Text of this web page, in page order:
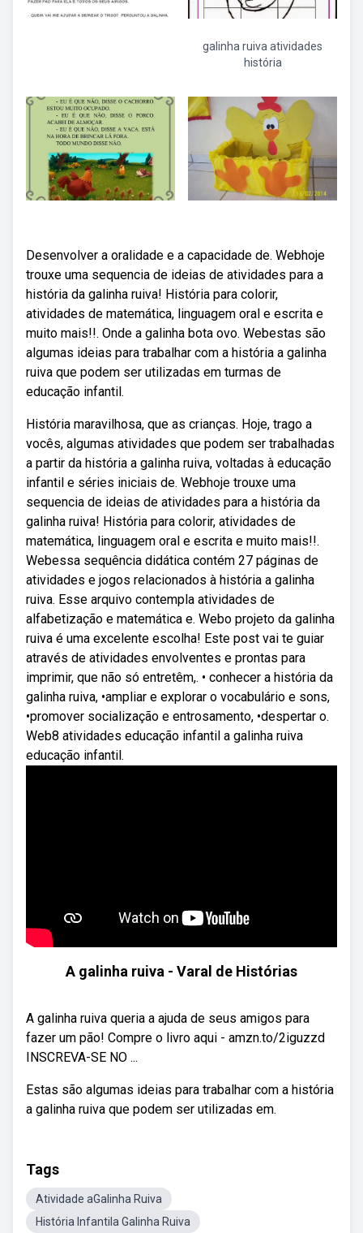
galinha ruiva atividades
história
Desenvolver a oralidade e a capacidade de. Webhoje
trouxe uma sequencia de ideias de atividades para a
história da galinha ruiva! História para colorir,
atividades de matemática, linguagem oral e escrita e
muito mais!!. Onde a galinha bota ovo. Webestas são
algumas ideias para trabalhar com a história a galinha
ruiva que podem ser utilizadas em turmas de
educação infantil.
História maravilhosa, que as crianças. Hoje, trago a
vocês, algumas atividades que podem ser trabalhadas
a partir da história a galinha ruiva, voltadas à educação
infantil e séries iniciais de. Webhoje trouxe uma
sequencia de ideias de atividades para a história da
galinha ruiva! História para colorir, atividades de
matemática, linguagem oral e escrita e muito mais!!.
Webessa sequência didática contém 27 páginas de
atividades e jogos relacionados à história a galinha
ruiva. Esse arquivo contempla atividades de
alfabetização e matemática e. Webo projeto da galinha
ruiva é uma excelente escolha! Este post vai te guiar
através de atividades envolventes e prontas para
imprimir, que não só entretêm,. • conhecer a história da
galinha ruiva, •ampliar e explorar o vocabulário e sons,
•promover socialização e entrosamento, •despertar o.
Web8 atividades educação infantil a galinha ruiva
educação infantil.
A galinha ruiva - Varal de Histórias
A galinha ruiva queria a ajuda de seus amigos para
fazer um pão! Compre o livro aqui - amzn.to/2iguzzd
INSCREVA-SE NO ...
Estas são algumas ideias para trabalhar com a história
a galinha ruiva que podem ser utilizadas em.
Tags
Atividade aGalinha Ruiva
História Infantila Galinha Ruiva